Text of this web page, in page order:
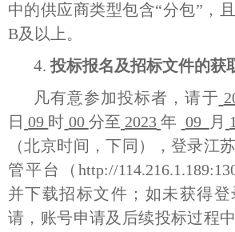
中的供应商类型包含“分包”，
B及以上。
4. 投标报名及招标文件的获
凡有意参加投标者，请于
日 09 时 00 分至 2023 年 09 月
（北京时间，下同），登录江
管平台（http://
并下载招标文件；如未获得登
请，账号申请及后续投标过程